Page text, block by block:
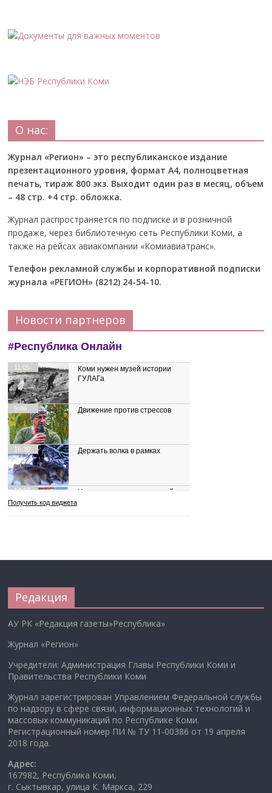
О нас:
Журнал «Регион» – это республиканское издание
презентационного уровня, формат А4, полноцветная
печать, тираж 800 экз. Выходит один раз в месяц, объем
– 48 стр. +4 стр. обложка.
Журнал распространяется по подписке и в розничной
продаже, через библиотечную сеть Республики Коми, а
также на рейсах авиакомпании «Комиавиатранс».
Телефон рекламной службы и корпоративной подписки
журнала «РЕГИОН» (8212) 24-54-10.
Новости партнеров
Редакция
АУ РК «Редакция газеты»Республика»
Журнал «Регион»
Учредители: Администрация Главы Республики Коми и
Правительства Республики Коми
Журнал зарегистрирован Управлением Федеральной службы
по надзору в сфере связи, информационных технологий и
массовых коммуникаций по Республике Коми.
Регистрационный номер ПИ № ТУ 11-00386 от 19 апреля
2018 года.
Адрес:
167982, Республика Коми,
г. Сыктывкар, улица К. Маркса, 229